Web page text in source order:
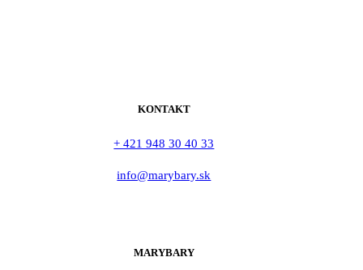
KONTAKT
+ 421 948 30 40 33
info@marybary.sk
MARYBARY